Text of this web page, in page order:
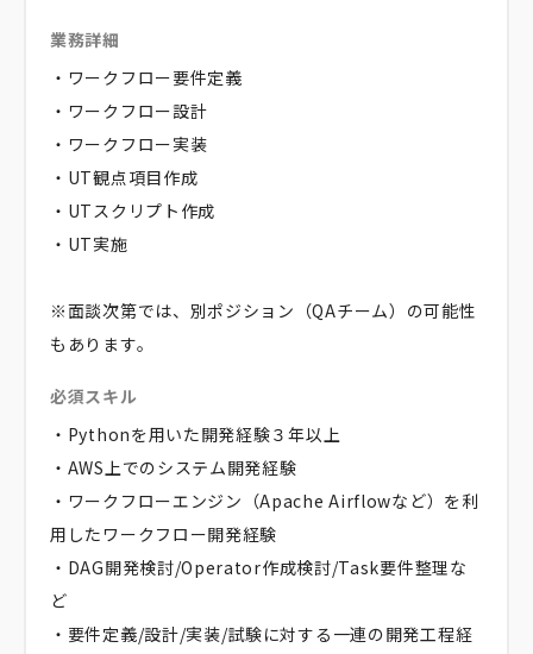
業務詳細
・ワークフロー要件定義
・ワークフロー設計
・ワークフロー実装
・UT観点項目作成
・UTスクリプト作成
・UT実施
※面談次第では、別ポジション（QAチーム）の可能性
もあります。
必須スキル
・Pythonを用いた開発経験３年以上
・AWS上でのシステム開発経験
・ワークフローエンジン（Apache Airflowなど）を利
用したワークフロー開発経験
・DAG開発検討/Operator作成検討/Task要件整理な
ど
・要件定義/設計/実装/試験に対する一連の開発工程経